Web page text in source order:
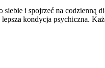
i spojrzeć na codzienną
kondycja psychiczna.